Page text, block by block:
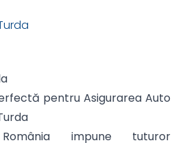
pentru Asigurarea Auto
impune tuturor